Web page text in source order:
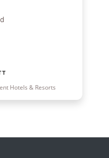
Hotels & Resorts